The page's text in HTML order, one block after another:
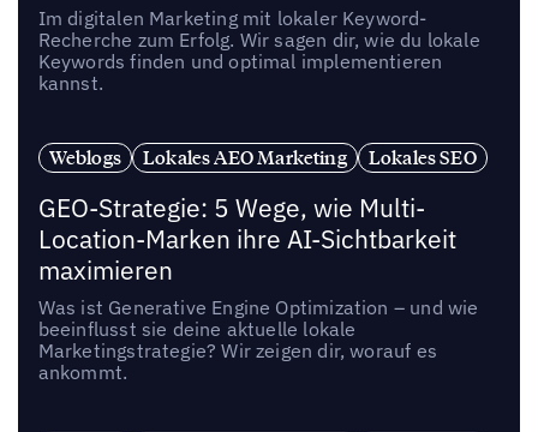
Im digitalen Marketing mit lokaler Keyword-
Recherche zum Erfolg. Wir sagen dir, wie du lokale
Keywords finden und optimal implementieren
kannst.
Weblogs Lokales AEO Marketing Lokales SEO
GEO-Strategie: 5 Wege, wie Multi-
Location-Marken ihre AI-Sichtbarkeit
maximieren
Was ist Generative Engine Optimization – und wie
beeinflusst sie deine aktuelle lokale
Marketingstrategie? Wir zeigen dir, worauf es
ankommt.